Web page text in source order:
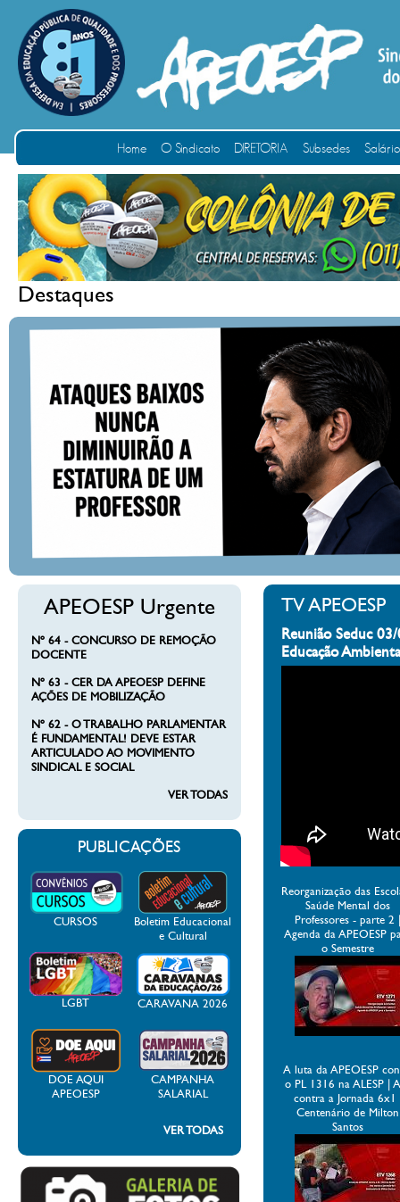
Home O Sindicato DIRETORIA Subsedes
Destaques
APEOESP Urgente
Nº 64 - CONCURSO DE REMOÇÃO
DOCENTE
Nº 63 - CER DA APEOESP DEFINE
AÇÕES DE MOBILIZAÇÃO
Nº 62 - O TRABALHO PARLAMENTAR
É FUNDAMENTAL! DEVE ESTAR
ARTICULADO AO MOVIMENTO
SINDICAL E SOCIAL
VER TODAS
PUBLICAÇÕES
CURSOS
Boletim Educacional
e Cultural
LGBT CARAVANA 2026
DOE AQUI
APEOESP
CAMPANHA
SALARIAL
VER TODAS
TV APEOESP
Reunião Seduc
Educação
Reorganização das
Saúde Mental dos
Professores - parte 2
Agenda da APEOESP
o Semestre
A luta da APEOESP
o PL 1316 na ALESP |
contra a Jornada 6x1
Centenário de Milton
Santos